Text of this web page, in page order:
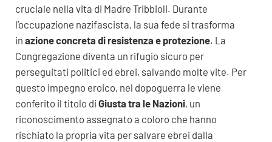
cruciale nella vita di Madre Tribbioli. Durante
l’occupazione nazifascista, la sua fede si trasforma
in azione concreta di resistenza e protezione. La
Congregazione diventa un rifugio sicuro per
perseguitati politici ed ebrei, salvando molte vite. Per
questo impegno eroico, nel dopoguerra le viene
conferito il titolo di Giusta tra le Nazioni, un
riconoscimento assegnato a coloro che hanno
rischiato la propria vita per salvare ebrei dalla